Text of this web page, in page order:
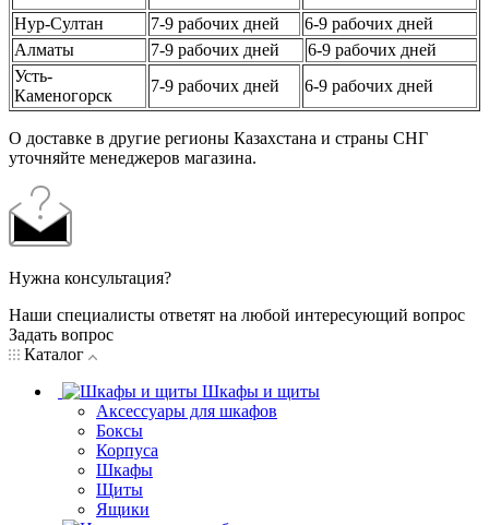
Нур-Султан
7-9 рабочих дней
6-9 рабочих дней
Алматы
7-9 рабочих дней
6-9 рабочих дней
Усть-
Каменогорск
7-9 рабочих дней 6-9 рабочих дней
О доставке в другие регионы Казахстана и страны СНГ
уточняйте менеджеров магазина.
Нужна консультация?
Наши специалисты ответят на любой интересующий вопрос
Задать вопрос
Каталог
Шкафы и щиты
Аксессуары для шкафов
Боксы
Корпуса
Шкафы
Щиты
Ящики